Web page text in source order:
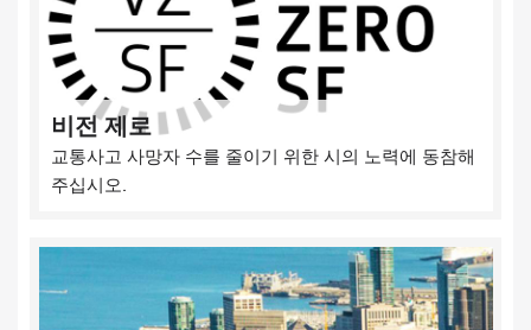
비전 제로
교통사고 사망자 수를 줄이기 위한 시의 노력에 동참해
주십시오.